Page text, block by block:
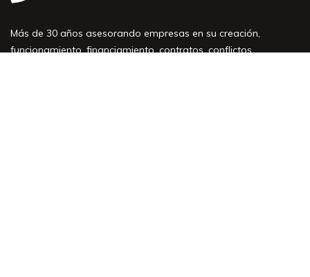
Más de 30 años asesorando empresas en su creación,
funcionamiento, financiamiento, contratos, conflictos